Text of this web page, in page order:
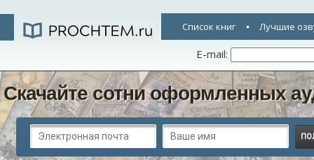
Список книг Лучшие
E-mail:
Скачайте сотни оформленных